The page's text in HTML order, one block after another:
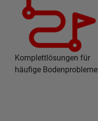
Komplettlösungen für
häufige Bodenprobleme